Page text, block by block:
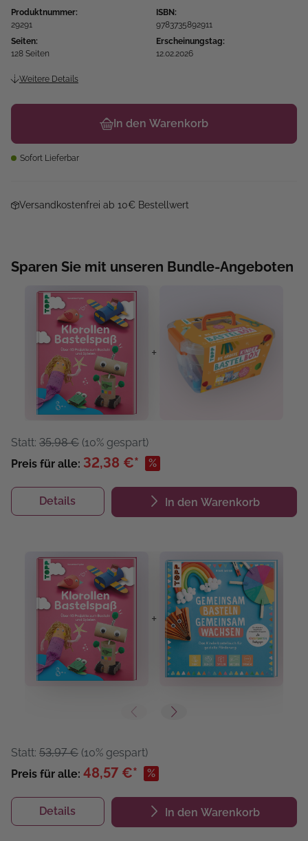
Produktnummer:
29291
ISBN:
9783735892911
Seiten:
128 Seiten
Erscheinungstag:
12.02.2026
Weitere Details
In den Warenkorb
Sofort Lieferbar
Versandkostenfrei ab 10€ Bestellwert
Sparen Sie mit unseren Bundle-Angeboten
+
Statt: 35,98 € (10% gespart)
Preis für alle: 32,38 €* %
Details In den Warenkorb
+
Statt: 53,97 € (10% gespart)
Preis für alle: 48,57 €* %
Details In den Warenkorb